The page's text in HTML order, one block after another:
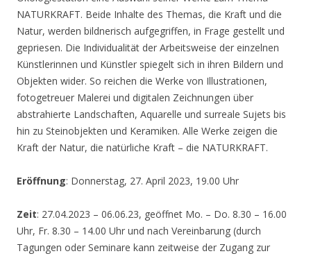
NATURKRAFT. Beide Inhalte des Themas, die Kraft und die
Natur, werden bildnerisch aufgegriffen, in Frage gestellt und
gepriesen. Die Individualität der Arbeitsweise der einzelnen
Künstlerinnen und Künstler spiegelt sich in ihren Bildern und
Objekten wider. So reichen die Werke von Illustrationen,
fotogetreuer Malerei und digitalen Zeichnungen über
abstrahierte Landschaften, Aquarelle und surreale Sujets bis
hin zu Steinobjekten und Keramiken. Alle Werke zeigen die
Kraft der Natur, die natürliche Kraft – die NATURKRAFT.
Eröffnung: Donnerstag, 27. April 2023, 19.00 Uhr
Zeit: 27.04.2023 – 06.06.23, geöffnet Mo. – Do. 8.30 – 16.00
Uhr, Fr. 8.30 – 14.00 Uhr und nach Vereinbarung (durch
Tagungen oder Seminare kann zeitweise der Zugang zur